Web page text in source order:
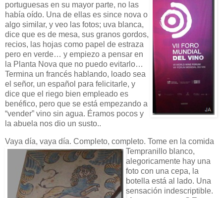
portuguesas en su mayor parte, no las
había oído. Una de ellas es since nova o
algo similar, y veo las fotos; uva blanca,
dice que es de mesa, sus granos gordos,
recios, las hojas como papel de estraza
pero en verde… y empiezo a pensar en
la Planta Nova que no puedo evitarlo…
Termina un francés hablando, loado sea
el señor, un español para felicitarle, y
dice que el riego bien empleado es
benéfico, pero que se está empezando a
“vender” vino sin agua. Éramos pocos y
la abuela nos dio un susto..
Vaya día, vaya día. Completo, completo. Tome en la comida
Tempranillo blanco,
alegoricamente hay una
foto con una cepa, la
botella está al lado. Una
sensación indescriptible.